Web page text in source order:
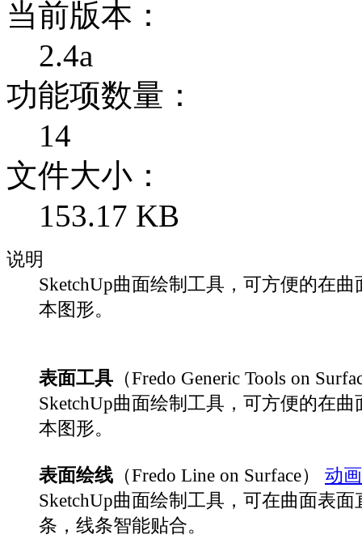
当前版本：
2.4a
功能项数量：
14
文件大小：
153.17 KB
说明
SketchUp曲面绘制工具，可方便的在
本图形。
表面工具 （Fredo Generic Tools on
SketchUp曲面绘制工具，可方便的在
本图形。
表面绘线 （Fredo Line on Surface）
动
SketchUp曲面绘制工具，可在曲面表面
条，线条智能贴合。